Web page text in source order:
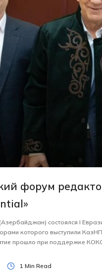
форум
состоялся I
которого выступили
прошло при поддержке
1 Min Read